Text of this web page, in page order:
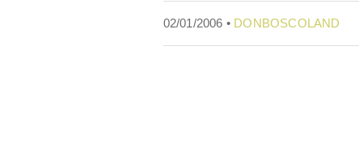
02/01/2006 • DONBOSCOLAND